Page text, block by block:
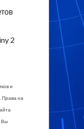
2
и
Права на
Вы